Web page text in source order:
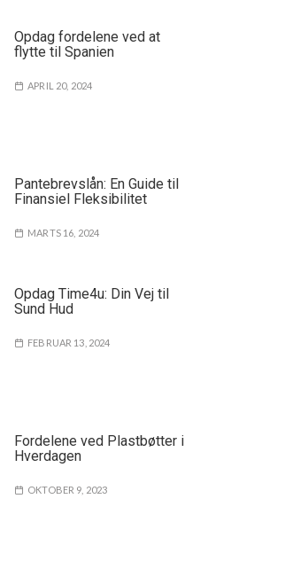
Opdag fordelene ved at
flytte til Spanien
APRIL 20, 2024
Pantebrevslån: En Guide til
Finansiel Fleksibilitet
MARTS 16, 2024
Opdag Time4u: Din Vej til
Sund Hud
FEBRUAR 13, 2024
Fordelene ved Plastbøtter i
Hverdagen
OKTOBER 9, 2023